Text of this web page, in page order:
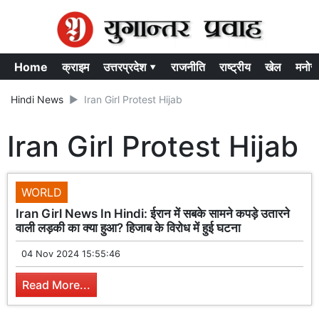
Home क्राइम उत्तरप्रदेश ▾ राजनीति राष्ट्रीय खेल
Hindi News Iran Girl Protest Hijab
Iran Girl Protest Hijab
WORLD
Iran Girl News In Hindi: ईरान में सबके सामने कपड़े उतारने
वाली लड़की का क्या हुआ? हिजाब के विरोध में हुई घटना
04 Nov 2024 15:55:46
Read More...